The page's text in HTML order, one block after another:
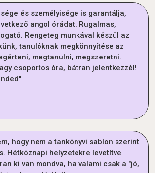
és személyisége is garantálja,
angol órádat. Rugalmas,
Rengeteg munkával készül az
tanulóknak megkönnyítése az
megtanulni, megszeretni.
csoportos óra, bátran jelentkezzél!
hogy nem a tankönyvi sablon szerint
Hétköznapi helyzetekre levetítve
ki van mondva, ha valami csak a "jó,